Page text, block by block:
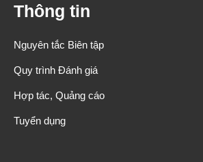
Thông tin
Nguyên tắc Biên tập
Quy trình Đánh giá
Hợp tác, Quảng cáo
Tuyển dụng